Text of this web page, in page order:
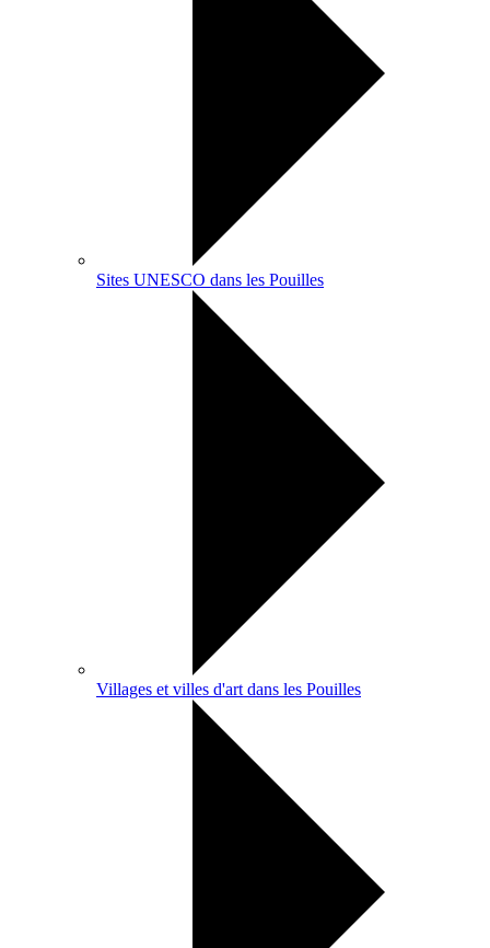
Sites UNESCO dans les Pouilles
Villages et villes d'art dans les Pouilles